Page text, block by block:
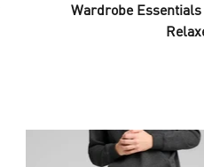
Wardrobe Essentials